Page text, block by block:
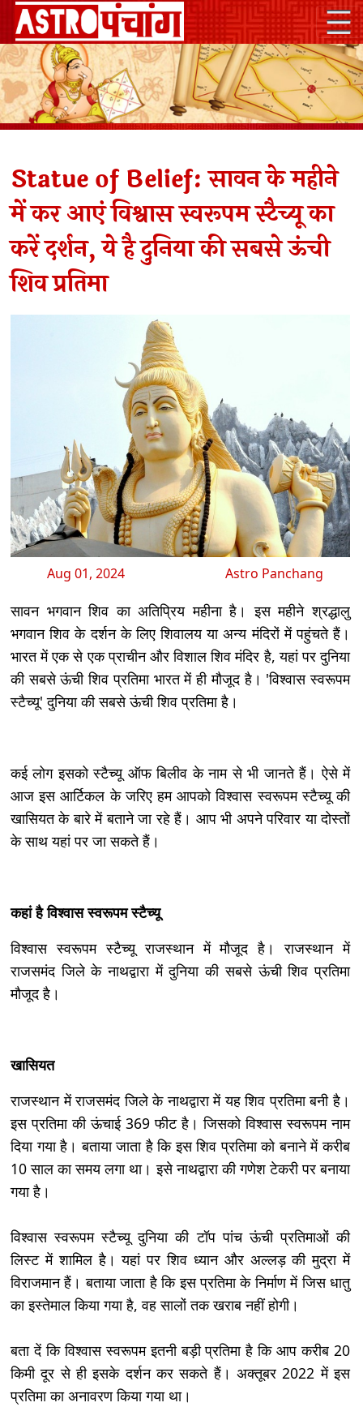
Statue of Belief: सावन के महीने
में कर आएं विश्वास स्वरूपम स्टैच्यू का
करें दर्शन, ये है दुनिया की सबसे ऊंची
शिव प्रतिमा
Aug 01, 2024 Astro Panchang
सावन भगवान शिव का अतिप्रिय महीना है। इस महीने श्रद्धालु
भगवान शिव के दर्शन के लिए शिवालय या अन्य मंदिरों में पहुंचते हैं।
भारत में एक से एक प्राचीन और विशाल शिव मंदिर है, यहां पर दुनिया
की सबसे ऊंची शिव प्रतिमा भारत में ही मौजूद है। 'विश्वास स्वरूपम
स्टैच्यू' दुनिया की सबसे ऊंची शिव प्रतिमा है।
कई लोग इसको स्टैच्यू ऑफ बिलीव के नाम से भी जानते हैं। ऐसे में
आज इस आर्टिकल के जरिए हम आपको विश्वास स्वरूपम स्टैच्यू की
खासियत के बारे में बताने जा रहे हैं। आप भी अपने परिवार या दोस्तों
के साथ यहां पर जा सकते हैं।
कहां है विश्वास स्वरूपम स्टैच्यू
विश्वास स्वरूपम स्टैच्यू राजस्थान में मौजूद है। राजस्थान में
राजसमंद जिले के नाथद्वारा में दुनिया की सबसे ऊंची शिव प्रतिमा
मौजूद है।
खासियत
राजस्थान में राजसमंद जिले के नाथद्वारा में यह शिव प्रतिमा बनी है।
इस प्रतिमा की ऊंचाई 369 फीट है। जिसको विश्वास स्वरूपम नाम
दिया गया है। बताया जाता है कि इस शिव प्रतिमा को बनाने में करीब
10 साल का समय लगा था। इसे नाथद्वारा की गणेश टेकरी पर बनाया
गया है।
विश्वास स्वरूपम स्टैच्यू दुनिया की टॉप पांच ऊंची प्रतिमाओं की
लिस्ट में शामिल है। यहां पर शिव ध्यान और अल्लड़ की मुद्रा में
विराजमान हैं। बताया जाता है कि इस प्रतिमा के निर्माण में जिस धातु
का इस्तेमाल किया गया है, वह सालों तक खराब नहीं होगी।
बता दें कि विश्वास स्वरूपम इतनी बड़ी प्रतिमा है कि आप करीब 20
किमी दूर से ही इसके दर्शन कर सकते हैं। अक्तूबर 2022 में इस
प्रतिमा का अनावरण किया गया था।